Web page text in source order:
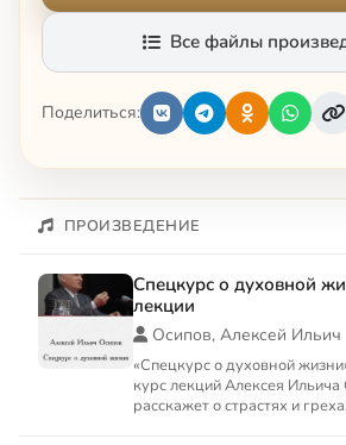
Все файлы
Поделиться:
ПРОИЗВЕДЕНИЕ
Спецкурс о духовной
лекции
Осипов, Алексей Ильич
«Спецкурс о духовной
курс лекций Алексея Ильича
расскажет о страстях и